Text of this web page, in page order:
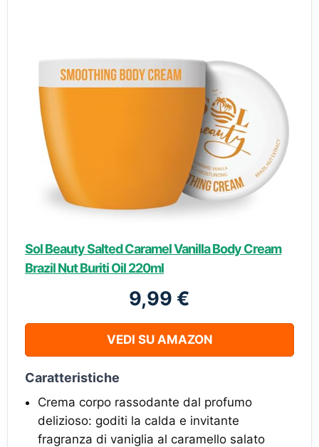
Sol Beauty Salted Caramel Vanilla Body Cream
Brazil Nut Buriti Oil 220ml
9,99 €
VEDI SU AMAZON
Caratteristiche
Crema corpo rassodante dal profumo
delizioso: goditi la calda e invitante
fragranza di vaniglia al caramello salato